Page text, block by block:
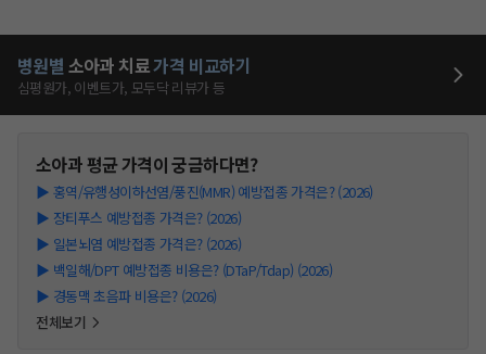
병원별 소아과 치료가격 비교하기
심평원가, 이벤트가, 모두닥 리뷰가 등
소아과평균 가격이 궁금하다면?
▶ 홍역/유행성이하선염/풍진(MMR) 예방접종 가격은? (2026)
▶ 장티푸스 예방접종 가격은? (2026)
▶ 일본뇌염 예방접종 가격은? (2026)
▶ 백일해/DPT 예방접종 비용은? (DTaP/Tdap) (2026)
▶ 경동맥 초음파 비용은? (2026)
전체보기